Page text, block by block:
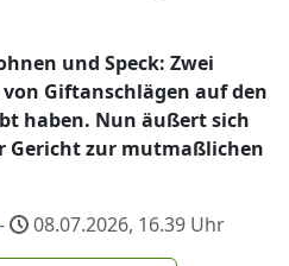
und Speck: Zwei
Giftanschlägen auf den
haben. Nun äußert sich
Gericht zur mutmaßlichen
- 08.07.2026, 16.39 Uhr